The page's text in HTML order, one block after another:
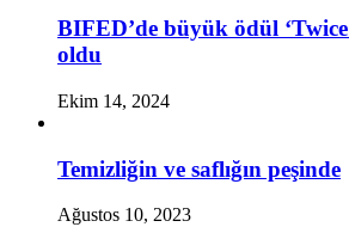
BIFED’de büyük ödül
oldu
Ekim 14, 2024
Temizliğin ve saflığın peşinde
Ağustos 10, 2023